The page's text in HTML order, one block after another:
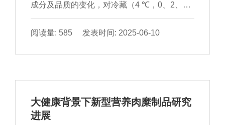
组贮藏至12 d时，TBARS值和过氧化值分别
达到0.79 mg/100 g、89.9 mmol/kg，能够有效
抑制鸭块脂质氧化速率，pH值为6.82，硬度为
0.99、0.99、0.88，鸭块经铝箔袋包装处理后
在4 ℃条件下可以贮藏12 d以上。鸭块贮藏
中，不同包装材料对鸭块贮藏品质影响很大，
真空铝箔袋包装能更有效地延缓鸭块的品质劣
成分及品质的变化，对冷藏（4 ℃，0、2、
4、6 d）和常温（（25±1）℃，0、12、24、
36 h）贮藏的预制鸡汤进行亚硝酸盐含量、过
物、感官品质、气味测定，并采用气相色谱-离
spectrometry，GC-IMS）分析挥发性风味物
汤的感官评分、氨基酸态氮含量逐渐下降，亚
硝酸盐含量呈现先升后降的趋势，人参鸡汤于
阅读量: 585 发表时间: 2025-06-10
大健康背景下新型营养肉糜制品研究
进展